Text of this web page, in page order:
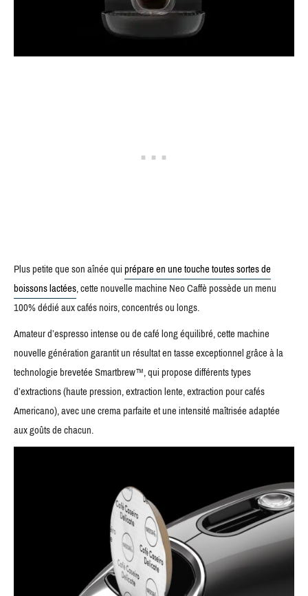
Plus petite que son aînée quiprépare en une touche toutes sortes de
boissons lactées, cette nouvelle machine Neo Caffè possède un menu
100% dédié aux cafés noirs, concentrés ou longs.
Amateur d’espresso intense ou de café long équilibré, cette machine
nouvelle génération garantit un résultat en tasse exceptionnel grâce à la
technologie brevetée Smartbrew™, qui propose différents types
d’extractions (haute pression, extraction lente, extraction pour cafés
Americano), avec une crema parfaite et une intensité maîtrisée adaptée
aux goûts de chacun.